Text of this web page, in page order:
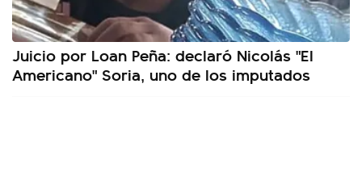
Juicio por Loan Peña: declaró Nicolás "El
Americano" Soria, uno de los imputados